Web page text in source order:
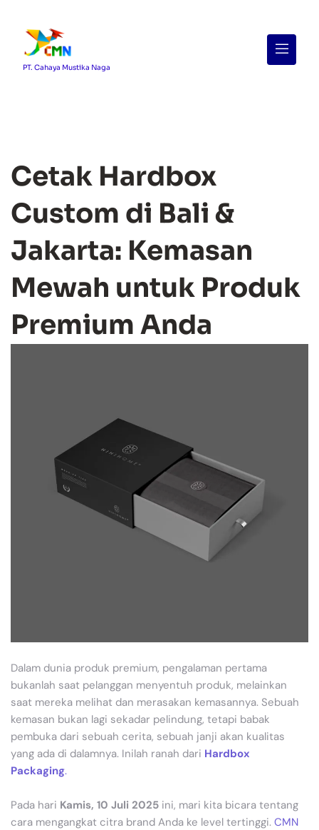
PT. Cahaya Mustika Naga
Menu
Cetak Hardbox
Custom di Bali &
Jakarta: Kemasan
Mewah untuk Produk
Premium Anda
Dalam dunia produk premium, pengalaman pertama
bukanlah saat pelanggan menyentuh produk, melainkan
saat mereka melihat dan merasakan kemasannya. Sebuah
kemasan bukan lagi sekadar pelindung, tetapi babak
pembuka dari sebuah cerita, sebuah janji akan kualitas
yang ada di dalamnya. Inilah ranah dari Hardbox
Packaging.
Pada hari Kamis, 10 Juli 2025 ini, mari kita bicara tentang
cara mengangkat citra brand Anda ke level tertinggi. CMN